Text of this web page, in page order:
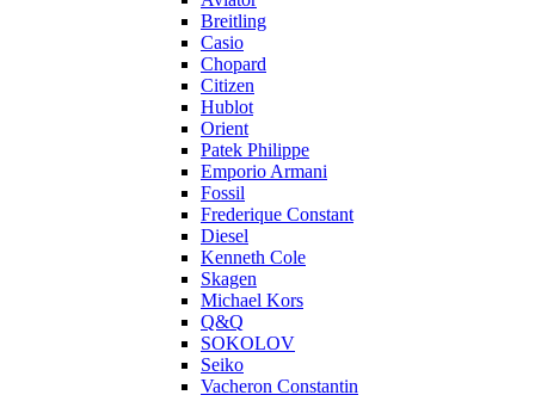
Breitling
Casio
Chopard
Citizen
Hublot
Orient
Patek Philippe
Emporio Armani
Fossil
Frederique Constant
Diesel
Kenneth Cole
Skagen
Michael Kors
Q&Q
SOKOLOV
Seiko
Vacheron Constantin